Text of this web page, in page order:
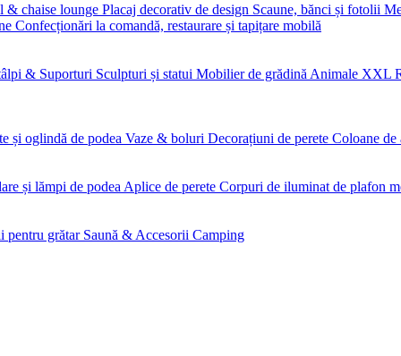
chaise lounge Placaj decorativ de design Scaune, bănci și fotolii
Confecționări la comandă, restaurare și tapițare mobilă
& Suporturi Sculpturi și statui Mobilier de grădină Animale XXL
și oglindă de podea Vaze & boluri Decorațiuni de perete Coloane de
și lămpi de podea Aplice de perete Corpuri de iluminat de plafon
pentru grătar Saună & Accesorii Camping